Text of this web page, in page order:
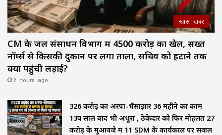
खास खबर
CM के जल संसाधन विभाग में ₹4500 करोड़ का खेल, सख्त
नॉर्म्स से किसकी दुकान पर लगा ताला, सचिव को हटाने तक
क्यों पहुंची लड़ाई?
2 hours ago
₹326 करोड़ का अरपा-भैंसाझार 36 महीने का काम
13वें साल बाद भी अधूरा , ठेकेदार को फिर मोहलत ₹27
करोड़ के मुआवजे में 11 SDM के कार्यकाल पर सवाल